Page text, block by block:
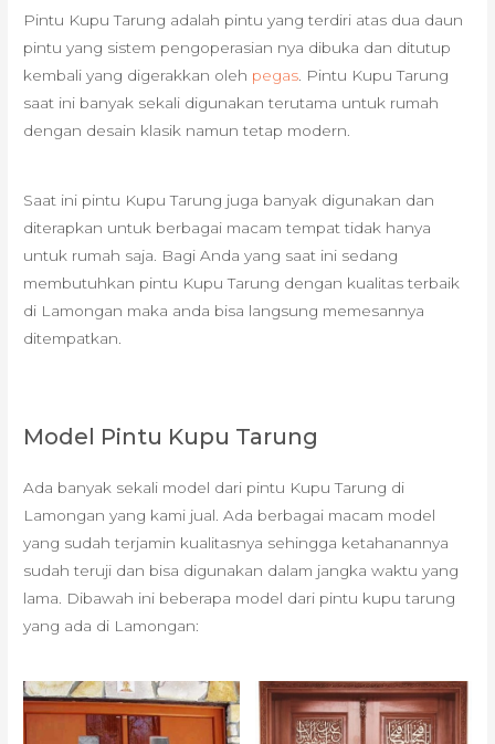
Pintu Kupu Tarung adalah pintu yang terdiri atas dua daun
pintu yang sistem pengoperasian nya dibuka dan ditutup
kembali yang digerakkan oleh pegas. Pintu Kupu Tarung
saat ini banyak sekali digunakan terutama untuk rumah
dengan desain klasik namun tetap modern.
Saat ini pintu Kupu Tarung juga banyak digunakan dan
diterapkan untuk berbagai macam tempat tidak hanya
untuk rumah saja. Bagi Anda yang saat ini sedang
membutuhkan pintu Kupu Tarung dengan kualitas terbaik
di Lamongan maka anda bisa langsung memesannya
ditempatkan.
Model Pintu Kupu Tarung
Ada banyak sekali model dari pintu Kupu Tarung di
Lamongan yang kami jual. Ada berbagai macam model
yang sudah terjamin kualitasnya sehingga ketahanannya
sudah teruji dan bisa digunakan dalam jangka waktu yang
lama. Dibawah ini beberapa model dari pintu kupu tarung
yang ada di Lamongan: